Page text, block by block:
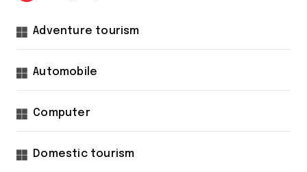
Adventure tourism
Automobile
Computer
Domestic tourism